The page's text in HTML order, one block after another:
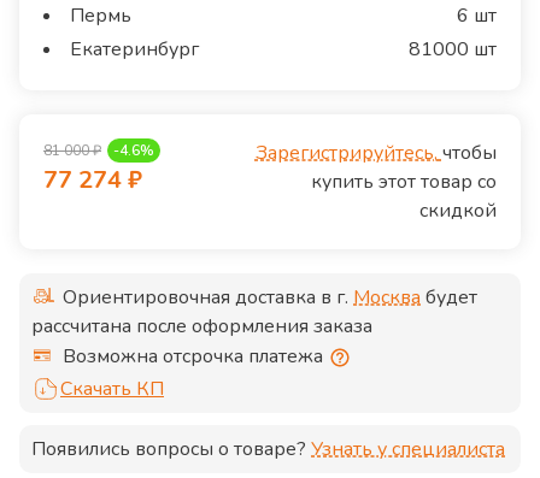
Пермь
6 шт
Екатеринбург
81000 шт
81 000₽ -4.6%
77 274₽
Зарегистрируйтесь,чтобы
купить этот товар со
скидкой
Ориентировочная доставка в г. Москвабудет
рассчитана после оформления заказа
Возможна отсрочка платежа
Скачать КП
Появились вопросы о товаре? Узнать у специалиста